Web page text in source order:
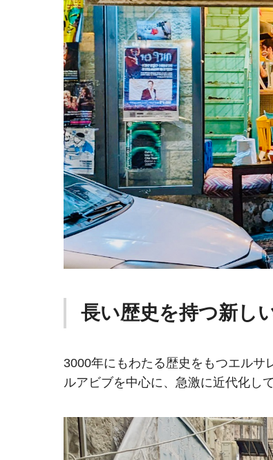
長い歴史を持つ新し
3000年にもわたる歴史をもつエルサ
ルアビブを中心に、急激に近代化し